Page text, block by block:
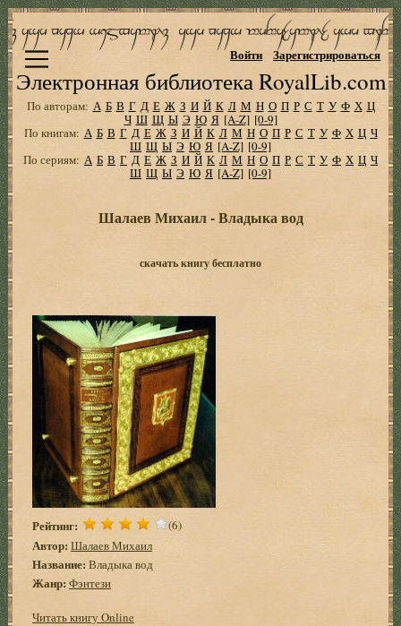
Электронная библиотека RoyalLib.com
Войти Зарегистрироваться
По авторам: А Б В Г Д Е Ж З И Й К Л М Н О П Р С Т У Ф Х Ц
Ч Ш Щ Ы Э Ю Я [A-Z] [0-9]
По книгам: А Б В Г Д Е Ж З И Й К Л М Н О П Р С Т У Ф Х Ц Ч
Ш Щ Ы Э Ю Я [A-Z] [0-9]
По сериям: А Б В Г Д Е Ж З И Й К Л М Н О П Р С Т У Ф Х Ц Ч
Ш Щ Ы Э Ю Я [A-Z] [0-9]
Шалаев Михаил - Владыка вод
скачать книгу бесплатно
Рейтинг: (6)
Автор: Шалаев Михаил
Название: Владыка вод
Жанр: Фэнтези
Читать книгу Online